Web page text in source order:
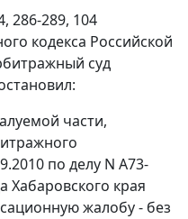
, 286-289, 104
кодекса Российской
суд
части,
по делу N А73-
Хабаровского края
жалобу - без